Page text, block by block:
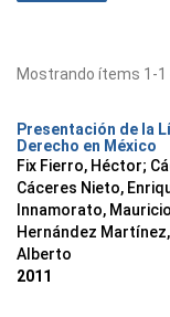
Mostrando ítems 1-1
Presentación de la
Derecho en México
Fix Fierro, Héctor;
Cáceres Nieto,
Innamorato, Mauricio
Hernández
Alberto
2011